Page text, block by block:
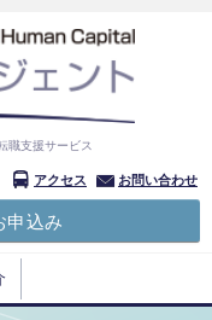
職支援サービス
アクセス お問い合わせ
申込み